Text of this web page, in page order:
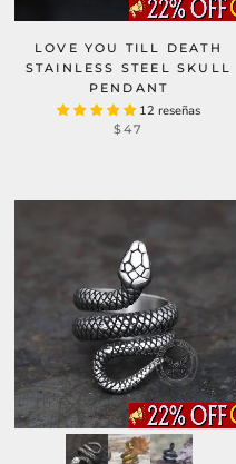
LOVE YOU TILL DEATH
STAINLESS STEEL SKULL
PENDANT
12 reseñas
$47